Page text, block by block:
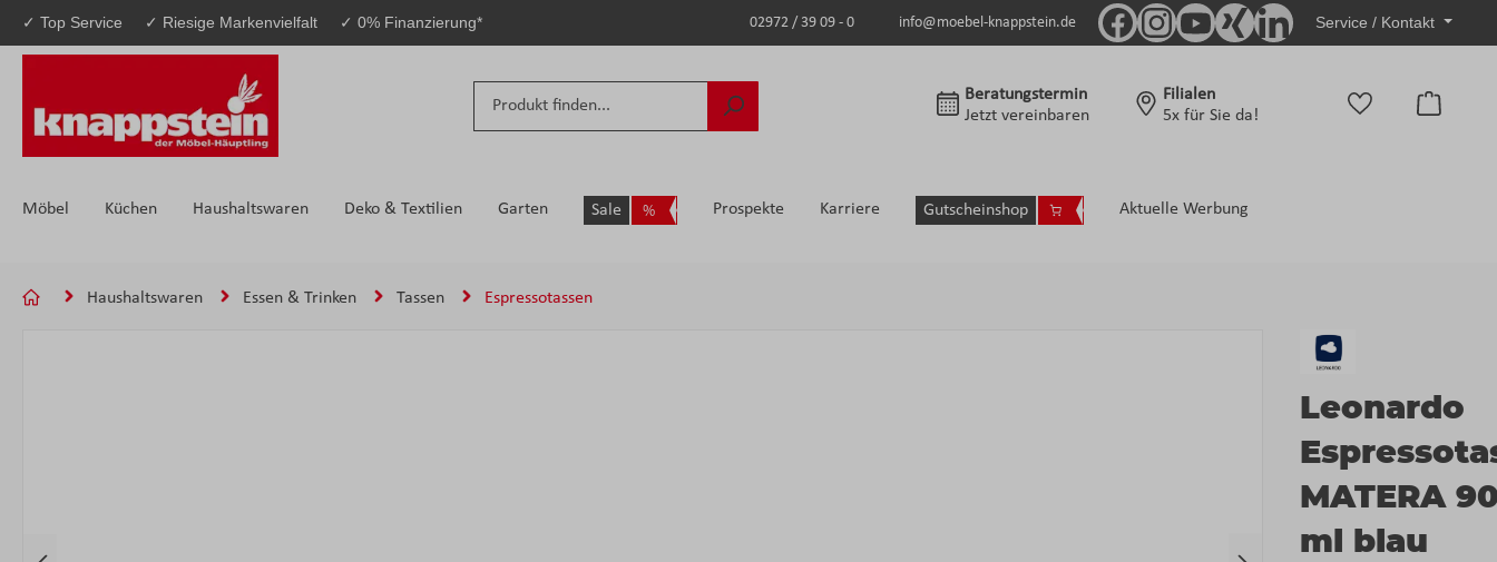
Hauptinhalt springen
Zur Suche springen
Zur Hauptnavigation springen
✓ Top Service ✓ Riesige Markenvielfalt ✓ 0% Finanzierung* 02972 / 39 09 - 0 info@moebel-knappstein.de Service / Kontakt
Beratungstermin
Jetzt vereinbaren
Filialen
5x für Sie da!
Möbel Küchen Haushaltswaren Deko & Textilien Garten Sale Prospekte Karriere Gutscheinshop Aktuelle Werbung
Haushaltswaren Essen & Trinken Tassen Espressotassen
Leonardo
MATERA
ml blau